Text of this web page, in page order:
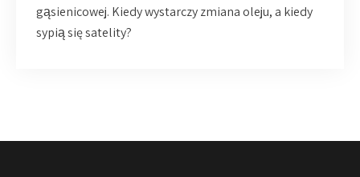
gąsienicowej. Kiedy wystarczy zmiana oleju, a kiedy
sypią się satelity?